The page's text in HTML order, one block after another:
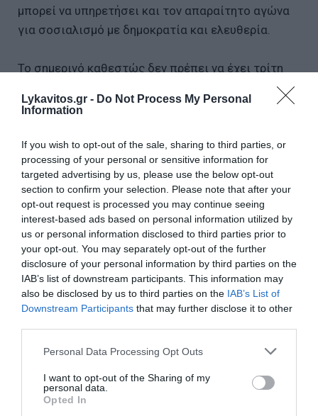
Lykavitos.gr - Do Not Process My Personal
Information
If you wish to opt-out of the sale, sharing to third parties, or
processing of your personal or sensitive information for
targeted advertising by us, please use the below opt-out
section to confirm your selection. Please note that after your
opt-out request is processed you may continue seeing
interest-based ads based on personal information utilized by
us or personal information disclosed to third parties prior to
your opt-out. You may separately opt-out of the further
disclosure of your personal information by third parties on the
IAB’s list of downstream participants. This information may
also be disclosed by us to third parties on the IAB’s List of
Downstream Participants that may further disclose it to other
Please note that this website/app uses one or more Google
not limited to your visit or usage behaviour. You may click to
grant or deny consent to Google and its third-party tags to
use your data for below specified purposes in below Google
Personal Data Processing Opt Outs
I want to opt-out of the Sharing of my
personal data.
Opted In
μπορεί να υπηρετήσει και τον απαραίτητο αγώνα
για σοσιαλισμό με δημοκρατία και ελευθερία.
Το σημερινό καθεστώς δεν πρέπει να έχει τρίτη
απαιτείται πλήρης ταύτιση για να υπάρξει κοινή
πορεία. Αυτό που έχει σημασία είναι η
διαμόρφωση όρων μιας μεγάλης πολιτικής και
κοινωνικής συσπείρωσης, με απώτερο στόχο να
μετατραπούν οι αριστερές ιδέες σε εφαρμοσμένες
ριζοσπαστικές πολιτικές.
Η ανανεωτική και ριζοσπαστική Αριστερά σήμερα
μπορεί και πρέπει να φανεί χρήσιμη στον αγώνα
του λαού για δημοκρατία και δικαιοσύνη, στον
επιβίωση, στον αγώνα για ειρήνη και ενάντια σε
σύγχρονες μορφές βαρβαρότητας, όπως η
γενοκτονία του παλαιστινιακού λαού από το